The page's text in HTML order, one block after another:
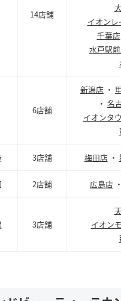
14店舗
イオン
千葉店
水戸駅
6店舗
新潟店 ・
・ 名
イオンタ
3店舗 梅田店・
2店舗 広島店 ・
3店舗
イオン